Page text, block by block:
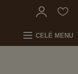
CELÉ MENU